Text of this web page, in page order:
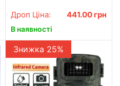
Дроп Ціна: 441.00 грн
В наявності
Знижка 25%